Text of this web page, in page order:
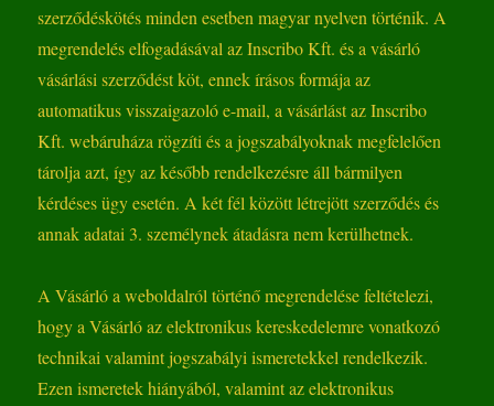
szerződéskötés minden esetben magyar nyelven történik. A
megrendelés elfogadásával az Inscribo Kft. és a vásárló
vásárlási szerződést köt, ennek írásos formája az
automatikus visszaigazoló e-mail, a vásárlást az Inscribo
Kft. webáruháza rögzíti és a jogszabályoknak megfelelően
tárolja azt, így az később rendelkezésre áll bármilyen
kérdéses ügy esetén. A két fél között létrejött szerződés és
annak adatai 3. személynek átadásra nem kerülhetnek.
A Vásárló a weboldalról történő megrendelése feltételezi,
hogy a Vásárló az elektronikus kereskedelemre vonatkozó
technikai valamint jogszabályi ismeretekkel rendelkezik.
Ezen ismeretek hiányából, valamint az elektronikus